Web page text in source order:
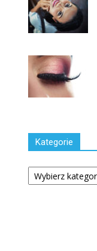
Kategorie
Kategorie